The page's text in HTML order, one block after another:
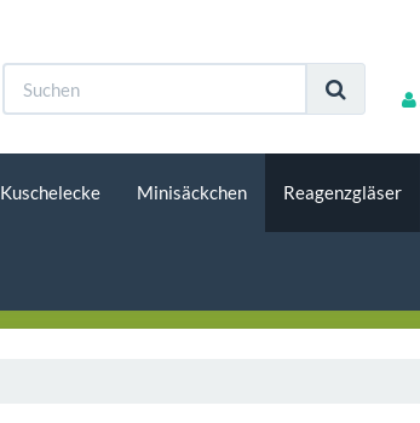
Kuschelecke Minisäckchen Reagenzgläser